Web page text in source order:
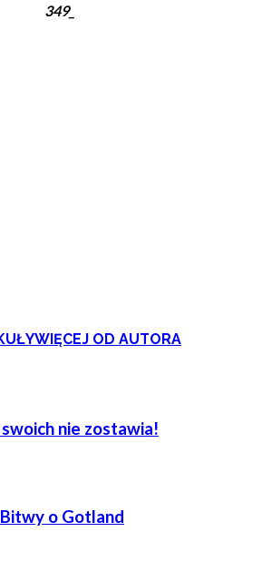
349_
WIĘCEJ OD AUTORA
nie zostawia!
o Gotland